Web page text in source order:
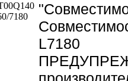
L7180